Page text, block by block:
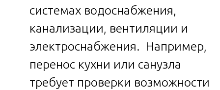
системах водоснабжения,
канализации, вентиляции и
электроснабжения. Например,
перенос кухни или санузла
требует проверки возможности